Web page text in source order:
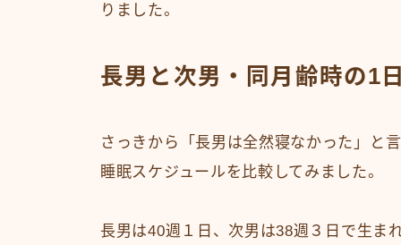
りました。
長男と次男・同月齢時の1
さっきから「長男は全然寝なかった」と
睡眠スケジュールを比較してみました。
長男は40週１日、次男は38週３日で生ま